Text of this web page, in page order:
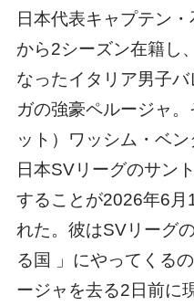
日本代表キャプテン
から2シーズン在籍し
なったイタリア男子
ガの強豪ペルージャ
ット）ワッシム・ベ
日本SVリーグのサン
することが2026年6月
れた。彼はSVリーグ
る国 」にやってくる
ージャを去る2日前に